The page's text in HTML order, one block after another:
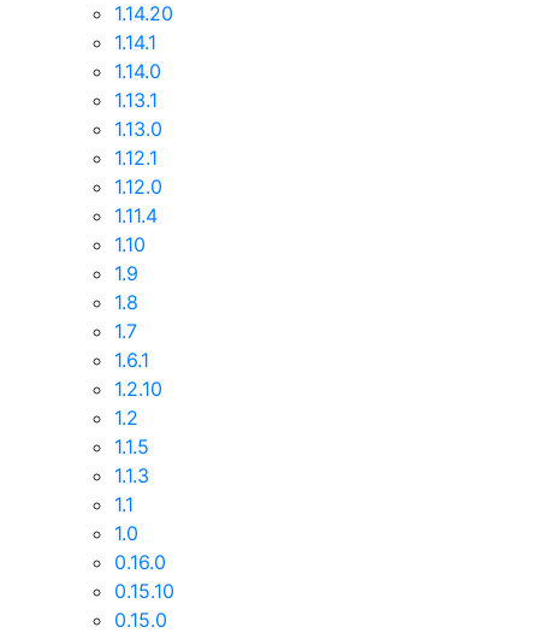
1.14.20
1.14.1
1.14.0
1.13.1
1.13.0
1.12.1
1.12.0
1.11.4
1.10
1.9
1.8
1.7
1.6.1
1.2.10
1.2
1.1.5
1.1.3
1.1
1.0
0.16.0
0.15.10
0.15.0